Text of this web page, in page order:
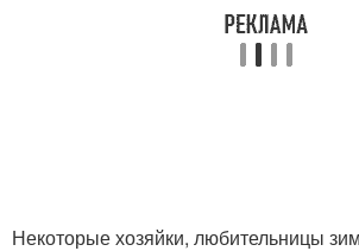
Некоторые хозяйки, любительницы